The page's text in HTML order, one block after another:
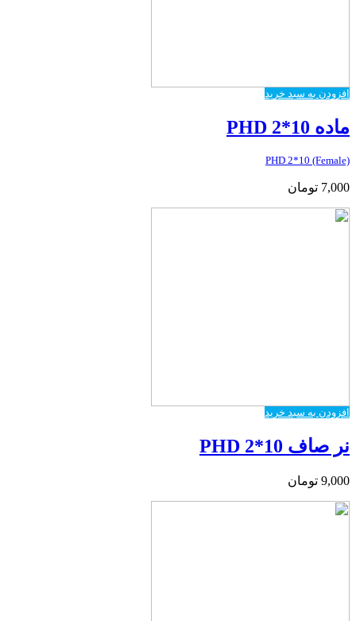
افزودن به سبد خرید
ماده PHD 2*10
PHD 2*10 (Female)
7,000 تومان
افزودن به سبد خرید
نر صاف PHD 2*10
9,000 تومان